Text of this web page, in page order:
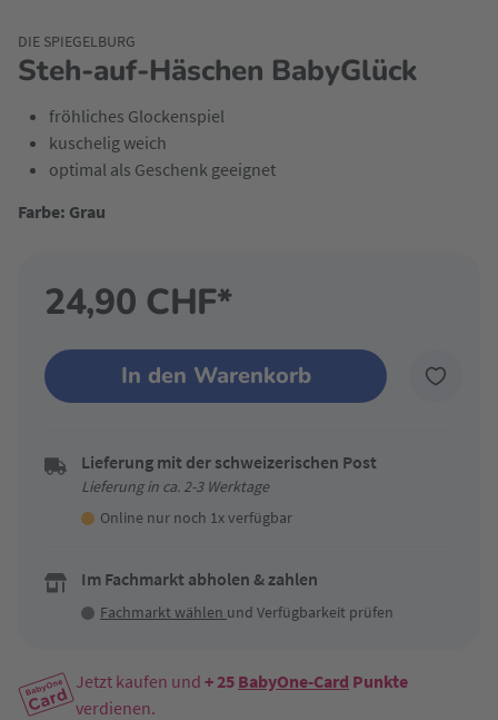
Steh-auf-Häschen BabyGlück
DIE SPIEGELBURG
fröhliches Glockenspiel
kuschelig weich
optimal als Geschenk geeignet
Farbe: Grau
24,90 CHF*
In den Warenkorb
Lieferung mit der schweizerischen Post
Lieferung in ca. 2-3 Werktage
Online nur noch 1x verfügbar
Im Fachmarkt abholen & zahlen
Fachmarkt wählen und Verfügbarkeit prüfen
Jetzt kaufen und + 25 BabyOne-Card Punkte
verdienen.